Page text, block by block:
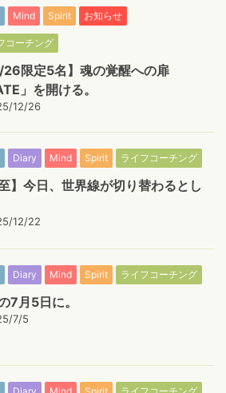
Mind Spirit お知らせ
コーチング
26限定5名】魂の覚醒への扉
」を開ける。
12/26
Diary Mind Spirit ライフコーチング
至】今日、世界線が切り替わるとし
12/22
Diary Mind Spirit ライフコーチング
7月5日に。
7/5